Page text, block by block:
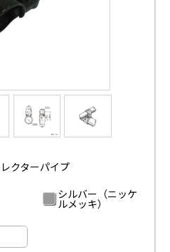
クターパイプ
シルバー（ニッケ
ルメッキ）